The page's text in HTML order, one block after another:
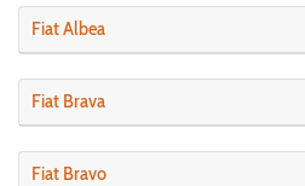
Fiat Albea
Fiat Brava
Fiat Bravo